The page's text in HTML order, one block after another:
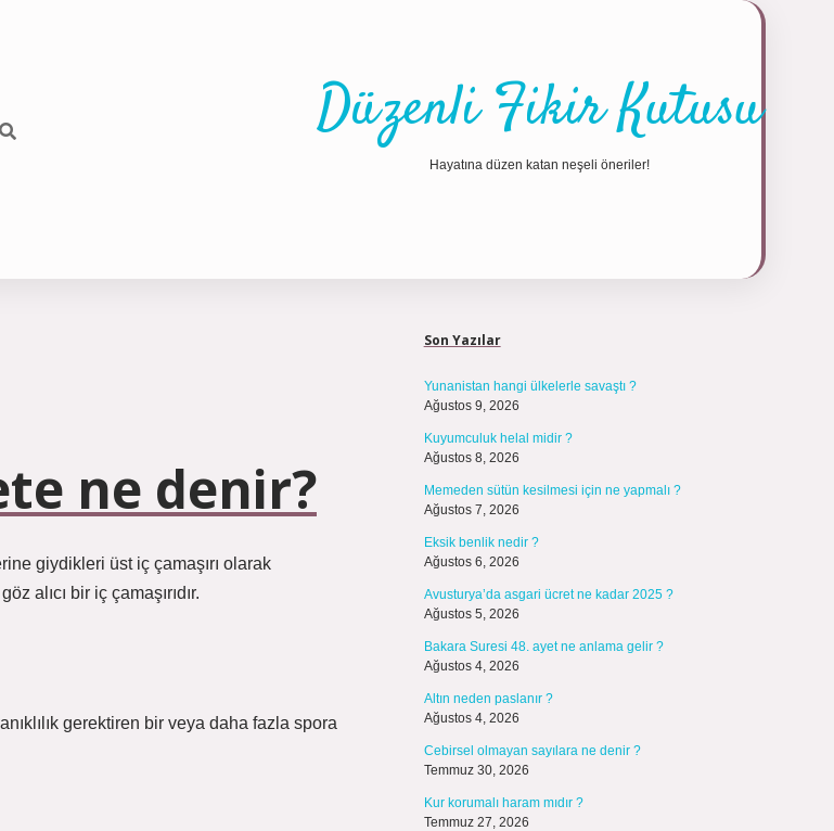
Düzenli Fikir Kutusu
Hayatına düzen katan neşeli öneriler!
ne denir?
giydikleri üst iç çamaşırı olarak
alıcı bir iç çamaşırıdır.
gerektiren bir veya daha fazla spora
Son Yazılar
Yunanistan hangi ülkelerle savaştı ?
Ağustos 9, 2026
Kuyumculuk helal midir ?
Ağustos 8, 2026
Memeden sütün kesilmesi için ne yapmalı ?
Ağustos 7, 2026
Eksik benlik nedir ?
Ağustos 6, 2026
Avusturya’da asgari ücret ne kadar 2025 ?
Ağustos 5, 2026
Bakara Suresi 48. ayet ne anlama gelir ?
Ağustos 4, 2026
Altın neden paslanır ?
Ağustos 4, 2026
Cebirsel olmayan sayılara ne denir ?
Temmuz 30, 2026
Kur korumalı haram mıdır ?
Temmuz 27, 2026